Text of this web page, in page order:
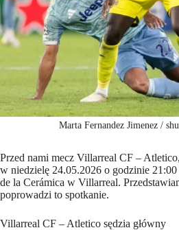
Marta Fernandez Jimenez /
Przed nami mecz Villarreal CF –
w niedzielę 24.05.2026 o godzinie 21:00
de la Cerámica w Villarreal.
poprowadzi to spotkanie.
Villarreal CF – Atletico sędzia główny